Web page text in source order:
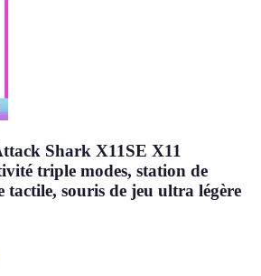
Shark X11SE X11
triple modes, station de
tactile, souris de jeu ultra légère